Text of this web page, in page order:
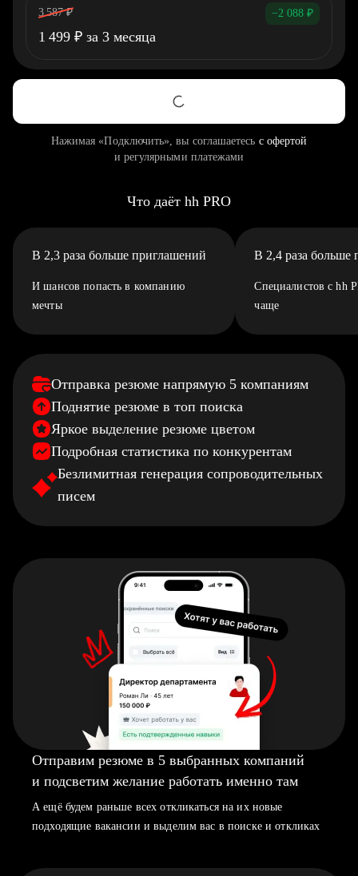
3 587 ₽ −2 088 ₽
1 499 ₽ за 3 месяца
Нажимая «Подключить», вы соглашаетесь с офертой
и регулярными платежами
Что даёт hh PRO
В 2,3 раза больше приглашений
И шансов попасть в компанию
мечты
В 2,4 раза больше
Специалистов с hh
чаще
Отправка резюме напрямую 5 компаниям
Поднятие резюме в топ поиска
Яркое выделение резюме цветом
Подробная статистика по конкурентам
Безлимитная генерация сопроводительных
писем
Отправим резюме в 5 выбранных компаний
и подсветим желание работать именно там
А ещё будем раньше всех откликаться на их новые
подходящие вакансии и выделим вас в поиске и откликах